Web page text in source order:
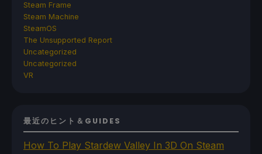
Steam Frame
Steam Machine
SteamOS
The Unsupported Report
Uncategorized
Uncategorized
VR
最近のヒント＆GUIDES
How To Play Stardew Valley In 3D On Steam